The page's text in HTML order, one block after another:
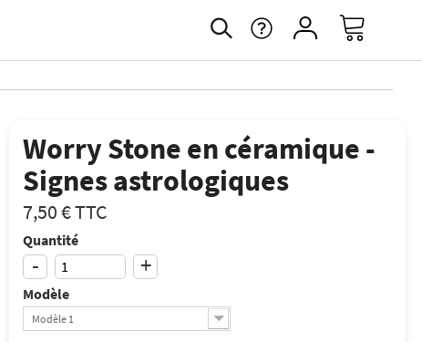
Worry Stone en céramique -
Signes astrologiques
7,50 €TTC
Quantité
- +
Modèle
Modèle 1